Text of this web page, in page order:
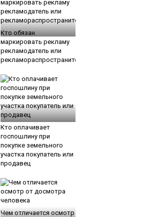
Кто обязан
маркировать рекламу
рекламодатель или
рекламораспространитель
Кто оплачивает
госпошлину при
покупке земельного
участка покупатель или
продавец
Чем отличается осмотр